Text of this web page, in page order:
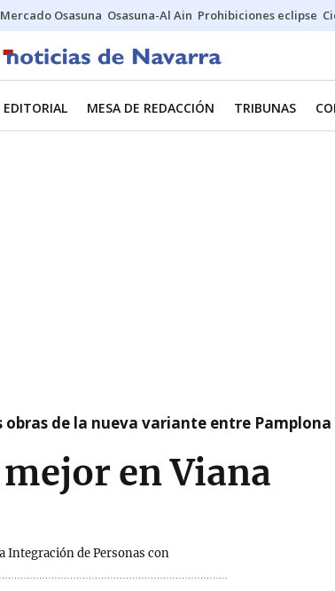
Mercado Osasuna Osasuna-Al Ain Prohibiciones eclipse
EDITORIAL MESA DE REDACCIÓN TRIBUNAS
de la nueva variante entre Pamplona
en Viana
Integración de Personas con